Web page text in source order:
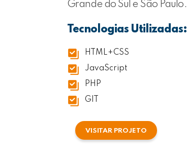
Grande do Sul e São Paulo.
Tecnologias Utilizadas:
HTML+CSS
JavaScript
PHP
GIT
VISITAR PROJETO